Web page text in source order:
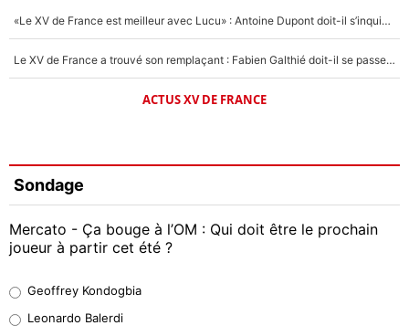
«Le XV de France est meilleur avec Lucu» : Antoine Dupont doit-il s’inquiéter pour sa place ?
Le XV de France a trouvé son remplaçant : Fabien Galthié doit-il se passer d'Antoine Dupont ?
ACTUS XV DE FRANCE
Sondage
Mercato - Ça bouge à l’OM : Qui doit être le prochain
joueur à partir cet été ?
38%
Geoffrey Kondogbia
Leonardo Balerdi